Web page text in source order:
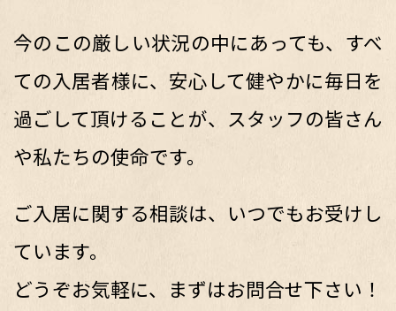
今のこの厳しい状況の中にあっても、すべ
ての入居者様に、安心して健やかに毎日を
過ごして頂けることが、スタッフの皆さん
や私たちの使命です。
ご入居に関する相談は、いつでもお受けし
ています。
どうぞお気軽に、まずはお問合せ下さい！